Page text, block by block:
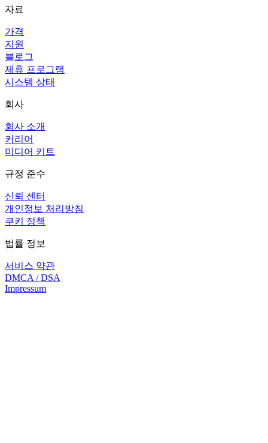
자료
가격
지원
블로그
제휴 프로그램
시스템 상태
회사
회사 소개
커리어
미디어 키트
규정 준수
신뢰 센터
개인정보 처리방침
쿠키 정책
법률 정보
서비스 약관
DMCA / DSA
Impressum